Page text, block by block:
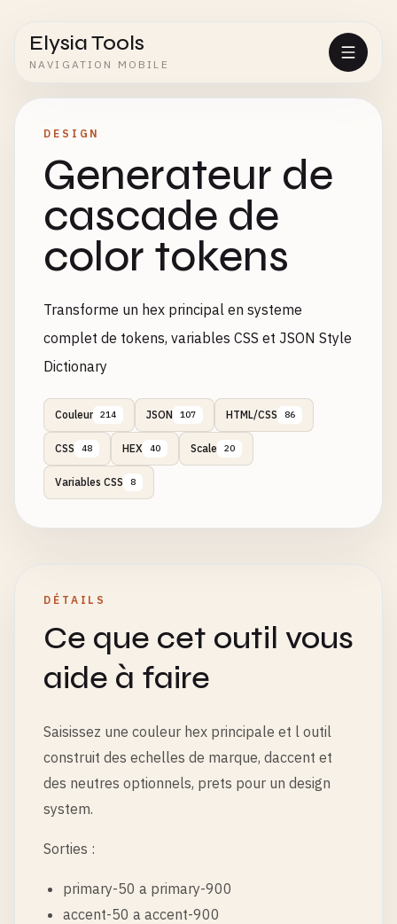
Elysia Tools
NAVIGATION MOBILE
DESIGN
Generateur de
cascade de
color tokens
Transforme un hex principal en systeme
complet de tokens, variables CSS et JSON Style
Dictionary
Couleur 214 JSON 107 HTML/CSS 86
CSS 48 HEX 40 Scale 20
Variables CSS 8
DÉTAILS
Ce que cet outil vous
aide à faire
Saisissez une couleur hex principale et l outil
construit des echelles de marque, daccent et
des neutres optionnels, prets pour un design
system.
Sorties :
primary-50 a primary-900
accent-50 a accent-900